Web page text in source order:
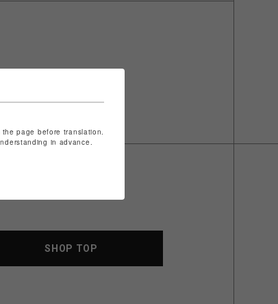
SHOP TOP
page before translation.
in advance.